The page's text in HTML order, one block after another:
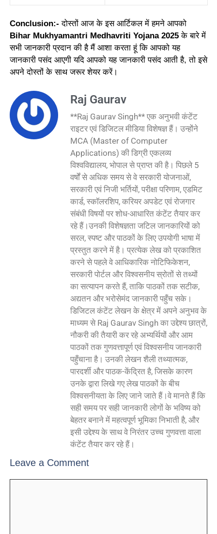
Conclusion:- दोस्तों आज के इस आर्टिकल में हमने आपको
Bihar Mukhyamantri Medhavriti Yojana 2025 के बारे में
सभी जानकारी प्रदान की है मैं आशा करता हूं कि आपको यह
जानकारी पसंद आएगी यदि आपको यह जानकारी पसंद आती है, तो इसे
अपने दोस्तों के साथ जरूर शेयर करें।
Raj Gaurav
**Raj Gaurav Singh** एक अनुभवी कंटेंट
राइटर एवं डिजिटल मीडिया विशेषज्ञ हैं। उन्होंने
MCA (Master of Computer
Applications) की डिग्री एकलव्य
विश्वविद्यालय, भोपाल से प्राप्त की है। पिछले 5
वर्षों से अधिक समय से वे सरकारी योजनाओं,
सरकारी एवं निजी भर्तियों, परीक्षा परिणाम, एडमिट
कार्ड, स्कॉलरशिप, करियर अपडेट एवं रोजगार
संबंधी विषयों पर शोध-आधारित कंटेंट तैयार कर
रहे हैं।उनकी विशेषज्ञता जटिल जानकारियों को
सरल, स्पष्ट और पाठकों के लिए उपयोगी भाषा में
प्रस्तुत करने में है। प्रत्येक लेख को प्रकाशित
करने से पहले वे आधिकारिक नोटिफिकेशन,
सरकारी पोर्टल और विश्वसनीय स्रोतों से तथ्यों
का सत्यापन करते हैं, ताकि पाठकों तक सटीक,
अद्यतन और भरोसेमंद जानकारी पहुँच सके।
डिजिटल कंटेंट लेखन के क्षेत्र में अपने अनुभव के
माध्यम से Raj Gaurav Singh का उद्देश्य छात्रों,
नौकरी की तैयारी कर रहे अभ्यर्थियों और आम
पाठकों तक गुणवत्तापूर्ण एवं विश्वसनीय जानकारी
पहुँचाना है। उनकी लेखन शैली तथ्यात्मक,
पारदर्शी और पाठक-केंद्रित है, जिसके कारण
उनके द्वारा लिखे गए लेख पाठकों के बीच
विश्वसनीयता के लिए जाने जाते हैं।वे मानते हैं कि
सही समय पर सही जानकारी लोगों के भविष्य को
बेहतर बनाने में महत्वपूर्ण भूमिका निभाती है, और
इसी उद्देश्य के साथ वे निरंतर उच्च गुणवत्ता वाला
कंटेंट तैयार कर रहे हैं।
Leave a Comment